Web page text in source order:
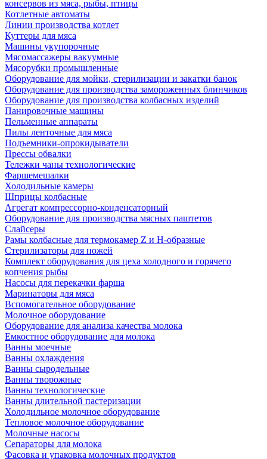
консервов из мяса, рыбы, птицы
Котлетные автоматы
Линии производства котлет
Куттеры для мяса
Машины укупорочные
Мясомассажеры вакуумные
Мясорубки промышленные
Оборудование для мойки, стерилизации и закатки банок
Оборудование для производства замороженных блинчиков
Оборудование для производства колбасных изделий
Панировочные машины
Пельменные аппараты
Пилы ленточные для мяса
Подъемники-опрокидыватели
Прессы обвалки
Тележки чаны технологические
Фаршемешалки
Холодильные камеры
Шприцы колбасные
Агрегат компрессорно-конденсаторный
Оборудование для производства мясных паштетов
Слайсеры
Рамы колбасные для термокамер Z и H-образные
Стерилизаторы для ножей
Комплект оборудования для цеха холодного и горячего
копчения рыбы
Насосы для перекачки фарша
Маринаторы для мяса
Вспомогательное оборудование
Молочное оборудование
Оборудование для анализа качества молока
Емкостное оборудование для молока
Ванны моечные
Ванны охлаждения
Ванны сыродельные
Ванны творожные
Ванны технологические
Ванны длительной пастеризации
Холодильное молочное оборудование
Тепловое молочное оборудование
Молочные насосы
Сепараторы для молока
Фасовка и упаковка молочных продуктов